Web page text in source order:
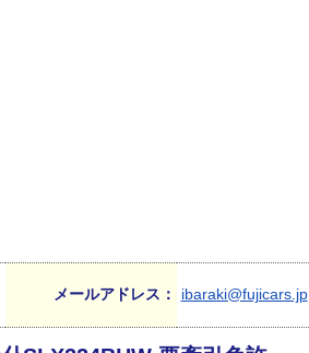
メールアドレス： ibaraki@fujicars.jp